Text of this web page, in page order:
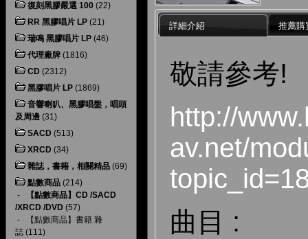
復刻黑膠嚴選 100 (22)
RR 黑膠唱片 LP (21)
瑞鳴 黑膠唱片 LP (46)
代理廠牌 (1816)
CD (2312)
黑膠唱片 LP (1869)
音響喇叭、黑膠唱盤，唱頭
及周邊 (31)
SACD (513)
XRCD (34)
雜誌，書籍，相關精品 (69)
點數商品 (214)
-
【點數商品】CD /SACD
/XRCD /DVD (57)
-
【點數商品】書籍 雜
誌 (111)
詳細介紹 推薦購
敬請參考!
http://
av.net/
曲目 :